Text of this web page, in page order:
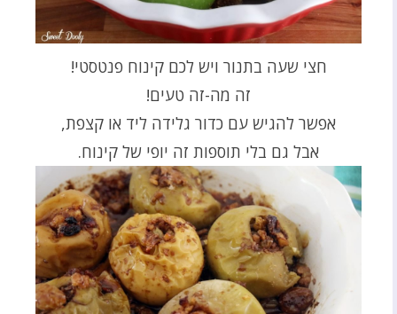
חצי שעה בתנור ויש לכם קינוח פנטסטי!
זה מה-זה טעים!
אפשר להגיש עם כדור גלידה ליד או קצפת,
אבל גם בלי תוספות זה יופי של קינוח.